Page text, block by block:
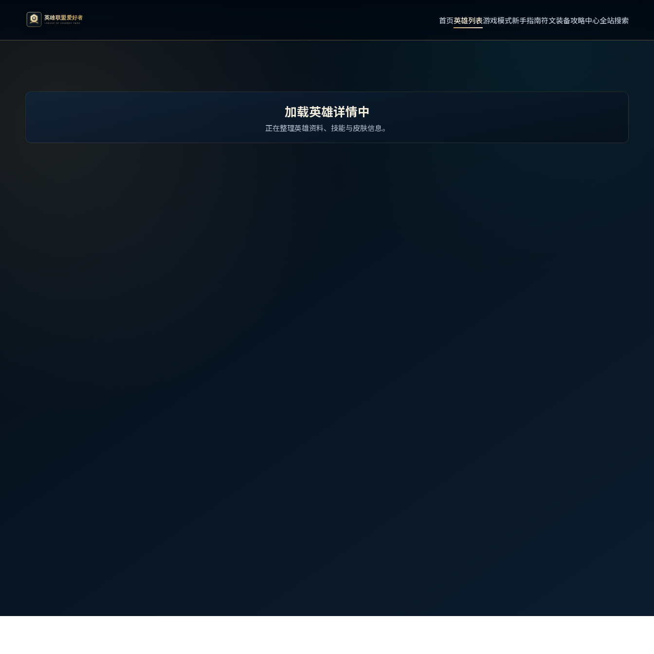
首页英雄列表游戏模式新手指南符文装备攻略中心全站搜索
加载英雄详情中
正在整理英雄资料、技能与皮肤信息。